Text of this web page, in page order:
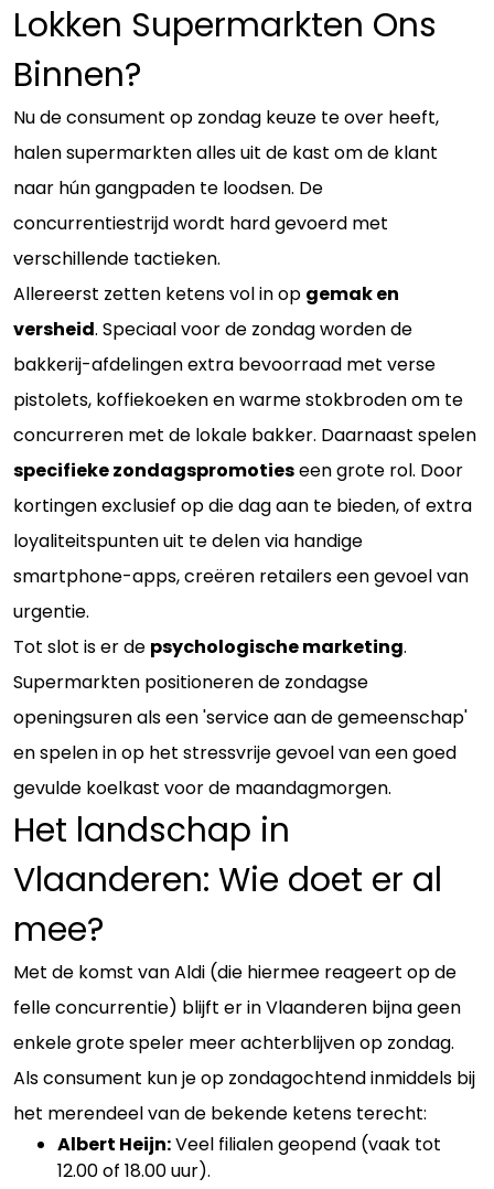
Lokken Supermarkten Ons
Binnen?
Nu de consument op zondag keuze te over heeft,
halen supermarkten alles uit de kast om de klant
naar hún gangpaden te loodsen. De
concurrentiestrijd wordt hard gevoerd met
verschillende tactieken.
Allereerst zetten ketens vol in op gemak en
versheid. Speciaal voor de zondag worden de
bakkerij-afdelingen extra bevoorraad met verse
pistolets, koffiekoeken en warme stokbroden om te
concurreren met de lokale bakker. Daarnaast spelen
specifieke zondagspromotieseen grote rol. Door
kortingen exclusief op die dag aan te bieden, of extra
loyaliteitspunten uit te delen via handige
smartphone-apps, creëren retailers een gevoel van
urgentie.
Tot slot is er de psychologische marketing.
Supermarkten positioneren de zondagse
openingsuren als een 'service aan de gemeenschap'
en spelen in op het stressvrije gevoel van een goed
gevulde koelkast voor de maandagmorgen.
Het landschap in
Vlaanderen: Wie doet er al
mee?
Met de komst van Aldi (die hiermee reageert op de
felle concurrentie) blijft er in Vlaanderen bijna geen
enkele grote speler meer achterblijven op zondag.
Als consument kun je op zondagochtend inmiddels bij
het merendeel van de bekende ketens terecht:
Albert Heijn:Veel filialen geopend (vaak tot
12.00 of 18.00 uur).